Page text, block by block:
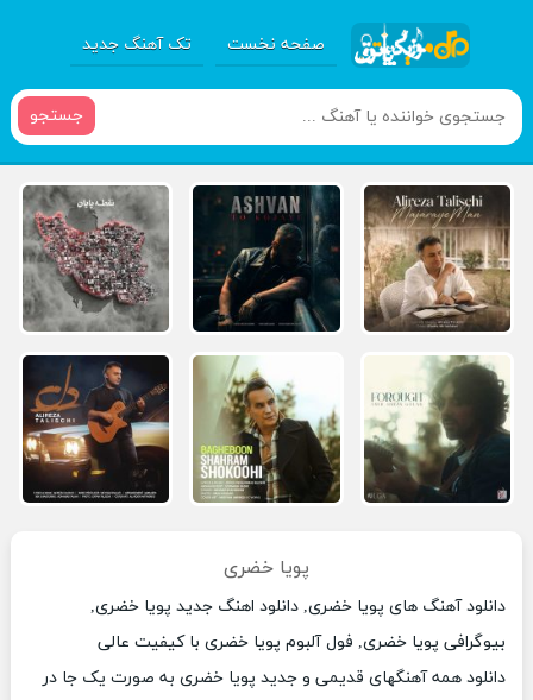
صفحه نخست تک آهنگ جدید
جستجو
پویا خضری
دانلود آهنگ های پویا خضری, دانلود اهنگ جدید پویا خضری,
بیوگرافی پویا خضری, فول آلبوم پویا خضری با کیفیت عالی
دانلود همه آهنگهای قدیمی و جدید پویا خضری به صورت یک جا در